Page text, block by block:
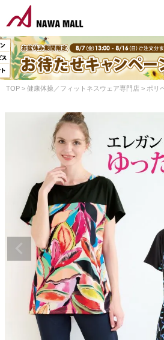
TOP 健康体操／フィットネスウェア専門店 ポリ